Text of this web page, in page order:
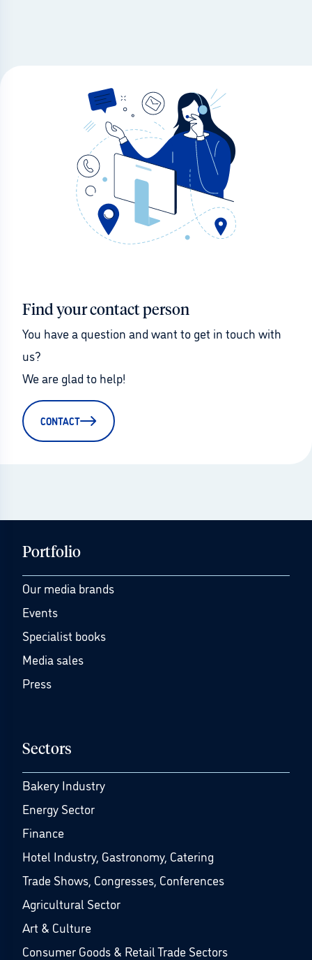
Find your contact person
You have a question and want to get in touch with
us?
We are glad to help!
CONTACT
Portfolio
Our media brands
Events
Specialist books
Media sales
Press
Sectors
Bakery Industry
Energy Sector
Finance
Hotel Industry, Gastronomy, Catering
Trade Shows, Congresses, Conferences
Agricultural Sector
Art & Culture
Consumer Goods & Retail Trade Sectors